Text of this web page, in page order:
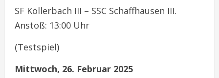
SF Köllerbach III – SSC Schaffhausen III.
Anstoß: 13:00 Uhr
(Testspiel)
Mittwoch, 26. Februar 2025